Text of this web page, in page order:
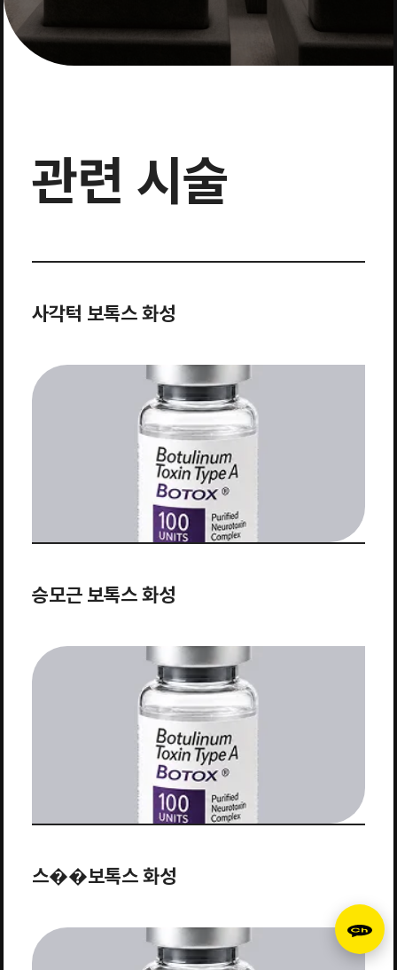
관련 시술
사각턱 보톡스 화성
승모근 보톡스 화성
스��보톡스 화성